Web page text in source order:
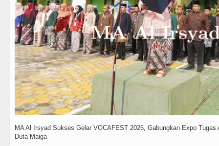
MA Al Irsyad Sukses Gelar VOCAFEST 2026, Gabungkan Expo
Duta Maiga